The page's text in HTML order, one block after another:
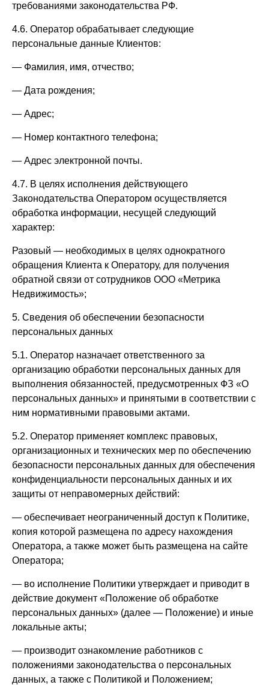
требованиями законодательства РФ.
4.6. Оператор обрабатывает следующие
персональные данные Клиентов:
— Фамилия, имя, отчество;
— Дата рождения;
— Адрес;
— Номер контактного телефона;
— Адрес электронной почты.
4.7. В целях исполнения действующего
Законодательства Оператором осуществляется
обработка информации, несущей следующий
характер:
Разовый — необходимых в целях однократного
обращения Клиента к Оператору, для получения
обратной связи от сотрудников ООО «Метрика
Недвижимость»;
5. Сведения об обеспечении безопасности
персональных данных
5.1. Оператор назначает ответственного за
организацию обработки персональных данных для
выполнения обязанностей, предусмотренных ФЗ «О
персональных данных» и принятыми в соответствии с
ним нормативными правовыми актами.
5.2. Оператор применяет комплекс правовых,
организационных и технических мер по обеспечению
безопасности персональных данных для обеспечения
конфиденциальности персональных данных и их
защиты от неправомерных действий:
— обеспечивает неограниченный доступ к Политике,
копия которой размещена по адресу нахождения
Оператора, а также может быть размещена на сайте
Оператора;
— во исполнение Политики утверждает и приводит в
действие документ «Положение об обработке
персональных данных» (далее — Положение) и иные
локальные акты;
— производит ознакомление работников с
положениями законодательства о персональных
данных, а также с Политикой и Положением;